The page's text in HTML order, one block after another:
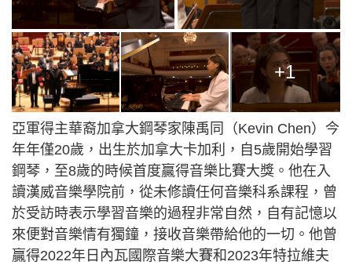
+1
亞軍得主華裔加拿大鋼琴家陳禹同（Kevin Chen）今
年年僅20歲，出生於加拿大卡加利，自5歲開始學習
鋼琴，至8歲的時候首度贏得音樂比賽大獎。他在入
讀漢威音樂學院前，從未修讀任何音樂科系課程，曾
於受訪時表示學習音樂的過程非常自然，自有記憶以
來便對音樂情有獨鐘，接收音樂帶給他的一切。他曾
贏得2022年日內瓦國際音樂大賽和2023年特拉維夫